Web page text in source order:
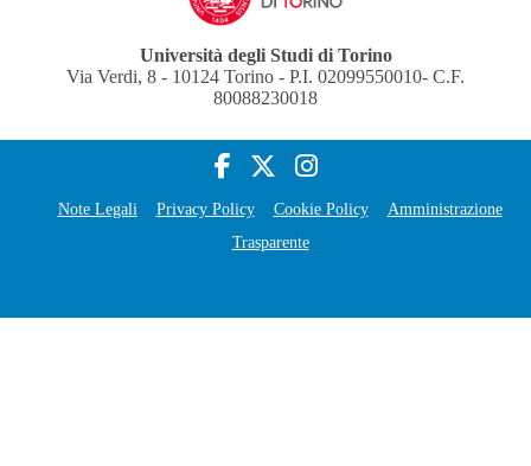
Università degli Studi di Torino
Via Verdi, 8 - 10124 Torino - P.I. 02099550010- C.F.
80088230018
Note Legali Privacy Policy Cookie Policy
Amministrazione
Trasparente